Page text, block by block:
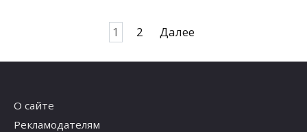
записям
1 2 Далее
О сайте
Рекламодателям